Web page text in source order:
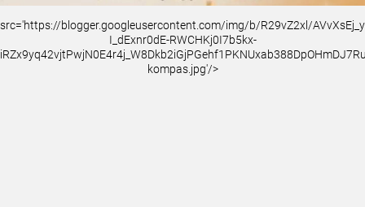
src='https://blogger.googleusercontent.com/img/b/R29vZ2xl/
I_dExnr0dE-RWCHKj0I7b5kx-
kompas.jpg'/>